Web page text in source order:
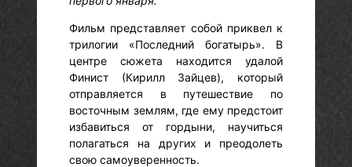
Фильм представляет собой приквел к
трилогии «Последний богатырь». В
центре сюжета находится удалой
Финист (Кирилл Зайцев), который
отправляется в путешествие по
восточным землям, где ему предстоит
избавиться от гордыни, научиться
полагаться на других и преодолеть
свою самоуверенность.